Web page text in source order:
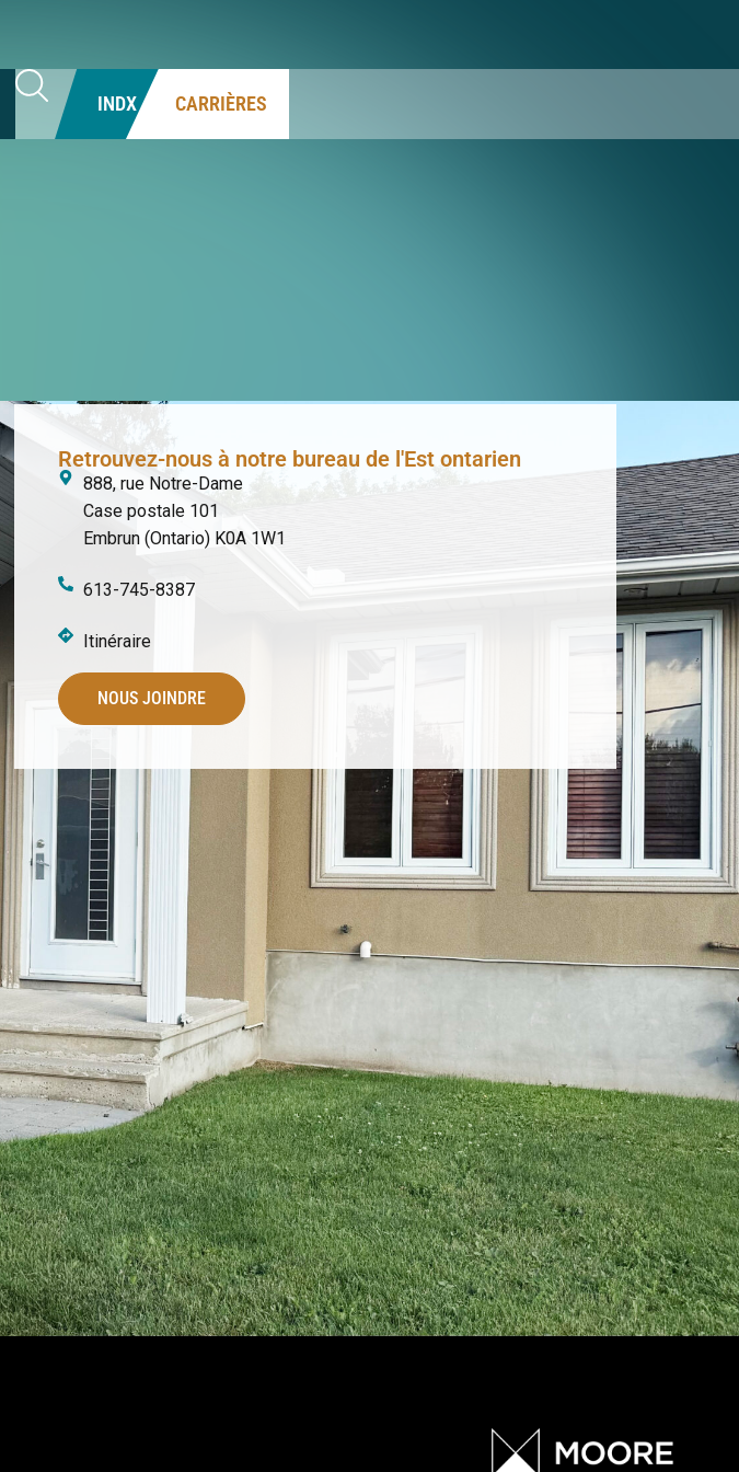
INDX CARRIÈRES
Retrouvez-nous à notre bureau de l'Est ontarien
888, rue Notre-Dame
Case postale 101
Embrun (Ontario) K0A 1W1
613-745-8387
Itinéraire
NOUS JOINDRE